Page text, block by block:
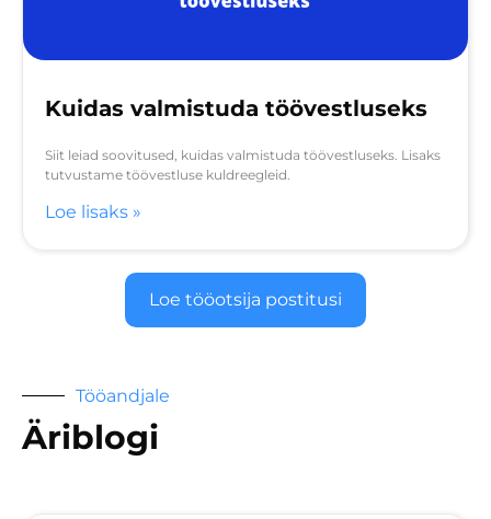
Kuidas valmistuda töövestluseks
Siit leiad soovitused, kuidas valmistuda töövestluseks. Lisaks
tutvustame töövestluse kuldreegleid.
Loe lisaks »
Loe tööotsija postitusi
Tööandjale
Äriblogi